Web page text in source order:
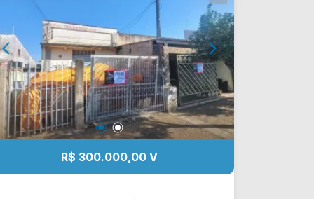
Localizado próximo à Av. de Cillo, Rua
Dom Bôsco, Rua Dom Pedro II, Av.
Abdo Najar e fácil acesso ao Centro e a
Rod. Luiz de Queiroz. Esta região conta
com Senac, diretoria de ensino, escola
João XXIII, Holy Cook, academia Max
Play, padaria, praças e restaurantes.
Entre em contato com a equipe da Arbix
WhatsApp e Telefone: (19) 3475-4546
R$ 300.000,00 V